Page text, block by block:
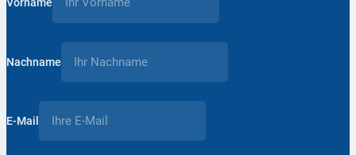
Nachname
E-Mail